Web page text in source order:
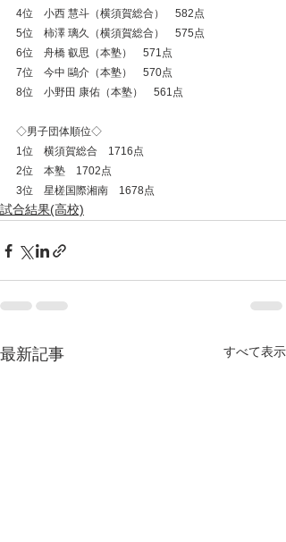
4位　小西 慧斗（横須賀総合）　582点
5位　柿澤 璃久（横須賀総合）　575点
6位　舟橋 叡思（本塾）　571点
7位　今中 鷗介（本塾）　570点
8位　小野田 康佑（本塾）　561点
◇男子団体順位◇
1位　横須賀総合　1716点
2位　本塾　1702点
3位　星槎国際湘南　1678点
試合結果(高校)
最新記事 すべて表示